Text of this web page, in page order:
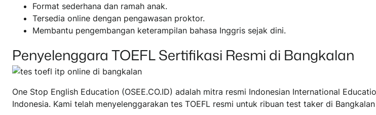
Format sederhana dan ramah anak.
Tersedia online dengan pengawasan proktor.
Membantu pengembangan keterampilan bahasa Inggris sejak dini.
Penyelenggara TOEFL Sertifikasi Resmi di Bangkalan
One Stop English Education (OSEE.CO.ID) adalah mitra resmi Indonesian International
Indonesia. Kami telah menyelenggarakan tes TOEFL resmi untuk ribuan test taker di